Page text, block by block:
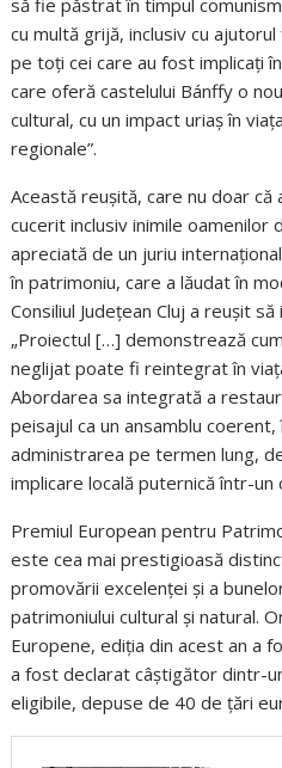
să fie păstrat în timpul
cu multă grijă, inclusiv cu
pe toți cei care au fost implicați
care oferă castelului Bánffy o
cultural, cu un impact uriaș în
regionale”.
Această reușită, care nu doar că
cucerit inclusiv inimile oamenilor
apreciată de un juriu
în patrimoniu, care a lăudat în
Consiliul Județean Cluj a reușit
„Proiectul […] demonstrează
neglijat poate fi reintegrat în
Abordarea sa integrată a
peisajul ca un ansamblu
administrarea pe termen lung,
implicare locală puternică într-un
Premiul European pentru
este cea mai prestigioasă
promovării excelenței și a
patrimoniului cultural și natural.
Europene, ediția din acest an a
a fost declarat câștigător dintr-
eligibile, depuse de 40 de țări